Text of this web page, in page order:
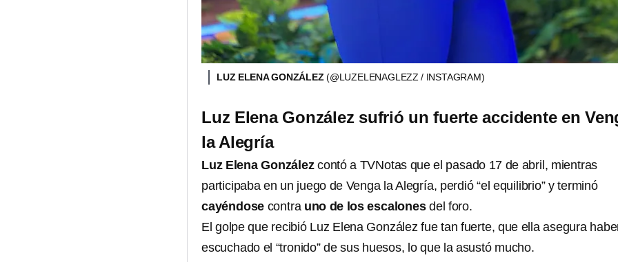
LUZ ELENA GONZÁLEZ (@LUZELENAGLEZZ / INSTAGRAM)
Luz Elena González sufrió un fuerte accidente en
la Alegría
Luz Elena Gonzálezcontó a TVNotas que el pasado 17 de abril, mientras
participaba en un juego de Venga la Alegría, perdió “el equilibrio” y terminó
cayéndose contra uno de los escalonesdel foro.
El golpe que recibió Luz Elena González fue tan fuerte, que ella asegura
escuchado el “tronido” de sus huesos, lo que la asustó mucho.